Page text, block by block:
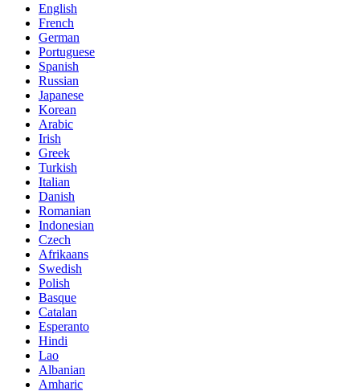
English
French
German
Portuguese
Spanish
Russian
Japanese
Korean
Arabic
Irish
Greek
Turkish
Italian
Danish
Romanian
Indonesian
Czech
Afrikaans
Swedish
Polish
Basque
Catalan
Esperanto
Hindi
Lao
Albanian
Amharic